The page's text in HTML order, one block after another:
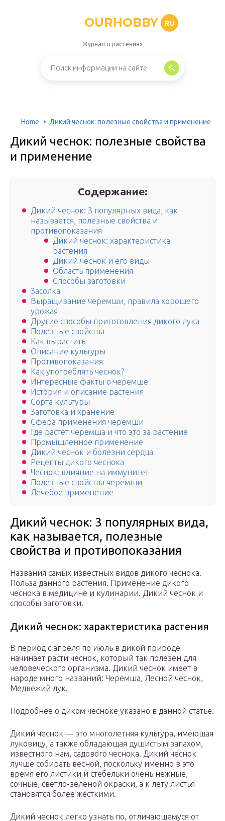
OURHOBBY RU
Журнал о растениях
Home Дикий чеснок: полезные свойства и применение
Дикий чеснок: полезные свойства
и применение
Содержание:
Дикий чеснок: 3 популярных вида, как
называется, полезные свойства и
противопоказания
Дикий чеснок: характеристика
растения
Дикий чеснок и его виды
Область применения
Способы заготовки
Засолка
Выращивание черемши, правила хорошего
урожая
Другие способы приготовления дикого лука
Полезные свойства
Как вырастить
Описание культуры
Противопоказания
Как употреблять чеснок?
Интересные факты о черемше
История и описание растения
Сорта культуры
Заготовка и хранение
Сфера применения черемши
Где растет черемша и что это за растение
Промышленное применение
Дикий чеснок и болезни сердца
Рецепты дикого чеснока
Чеснок: влияние на иммунитет
Полезные свойства черемши
Лечебое применение
Дикий чеснок: 3 популярных вида,
как называется, полезные
свойства и противопоказания
Названия самых известных видов дикого чеснока.
Польза данного растения. Применение дикого
чеснока в медицине и кулинарии. Дикий чеснок и
способы заготовки.
Дикий чеснок: характеристика растения
В период с апреля по июль в дикой природе
начинает расти чеснок, который так полезен для
человеческого организма. Дикий чеснок имеет в
народе много названий: Черемша, Лесной чеснок,
Медвежий лук.
Подробнее о диком чесноке указано в данной статье.
Дикий чеснок — это многолетняя культура, имеющая
луковицу, а также обладающая душистым запахом,
известного нам, садового чеснока. Дикий чеснок
лучше собирать весной, поскольку именно в это
время его листики и стебельки очень нежные,
сочные, светло-зеленой окраски, а к лету листья
становятся более жёсткими.
Дикий чеснок легко узнать по, отличающемуся от